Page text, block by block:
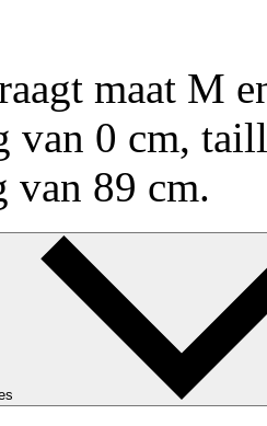
maat M
van 0 cm,
van 89 cm.